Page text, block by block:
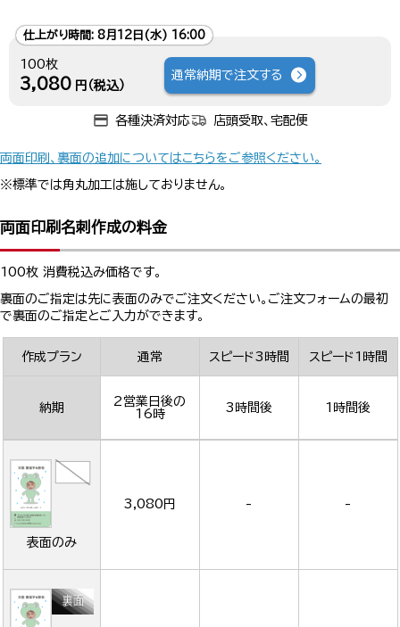
仕上がり時間: 8月12日(水) 16:00
100枚
3,080 円（税込）
通常納期で注文する
各種決済対応 店頭受取、宅配便
両面印刷、裏面の追加についてはこちらをご参照ください。
※標準では角丸加工は施しておりません。
両面印刷名刺作成の料金
100枚 消費税込み価格です。
裏面のご指定は先に表面のみでご注文ください。ご注文フォームの最初
で裏面のご指定とご入力ができます。
作成プラン 通常 スピード3時間 スピード1時間
納期
2営業日後の
16時
3時間後 1時間後
表面のみ
3,080円 - -